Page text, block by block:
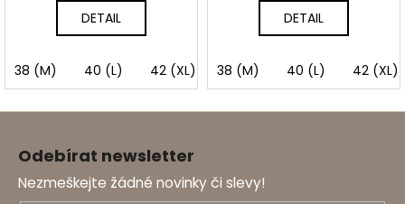
DETAIL
38 (M) 40 (L) 42 (XL) 44 (XXL) 46 (3XL)
DETAIL
38 (M) 40 (L) 42 (XL)
Z
Odebírat newsletter
Nezmeškejte žádné novinky či slevy!